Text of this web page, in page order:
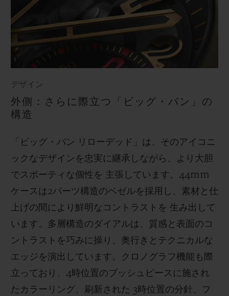
デザイン
外側：さらに際立つ「ビッグ・バン」の
構造
「ビッグ・バン リローデッド」は、そのアイコニ
ックなデザインを忠実に継承しながら、より大胆
でスポーティな個性を 主張しています。44mm
ケースは2パーツ構造のベゼルを採用し、素材と仕
上げの間により鮮明なコントラストを 生み出して
います。多層構造のダイアルは、質感と表面のコ
ントラストを巧みに操り、奥行きとテクニカルな
エッジを演出しています。クロノグラフ機能も際
立っており、4時位置のプッシュピースに施され
たカラーリング、刷新された 3時位置の分針、フ